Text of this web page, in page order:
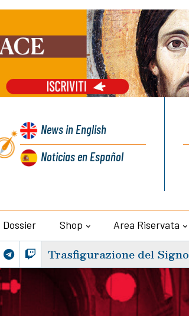
Newsin English
Noticiasen Español
Dossier Shop Area Riservata
Trasfigurazione del